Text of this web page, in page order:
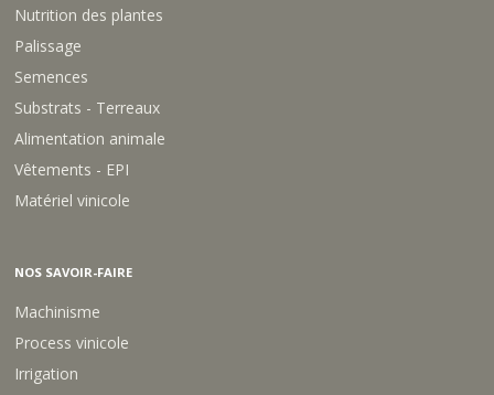
Nutrition des plantes
Palissage
Semences
Substrats - Terreaux
Alimentation animale
Vêtements - EPI
Matériel vinicole
NOS SAVOIR-FAIRE
Machinisme
Process vinicole
Irrigation